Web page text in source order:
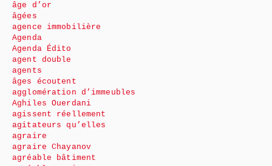
âge d’or
âgées
agence immobilière
Agenda
Agenda Édito
agent double
agents
âges écoutent
agglomération d’immeubles
Aghiles Ouerdani
agissent réellement
agitateurs qu’elles
agraire
agraire Chayanov
agréable bâtiment